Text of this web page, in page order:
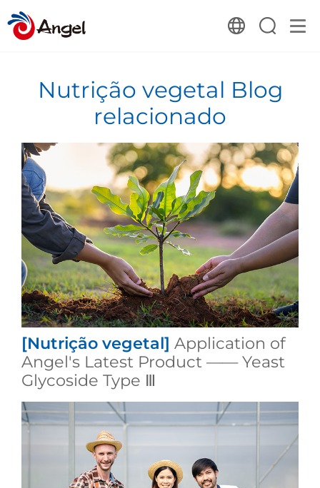
Nutrição vegetal Blog
relacionado
[Nutrição vegetal] Application of
Angel's Latest Product —— Yeast
Glycoside Type Ⅲ